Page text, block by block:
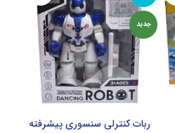
جدید
ربات کنترلی سنسوری پیشرفته